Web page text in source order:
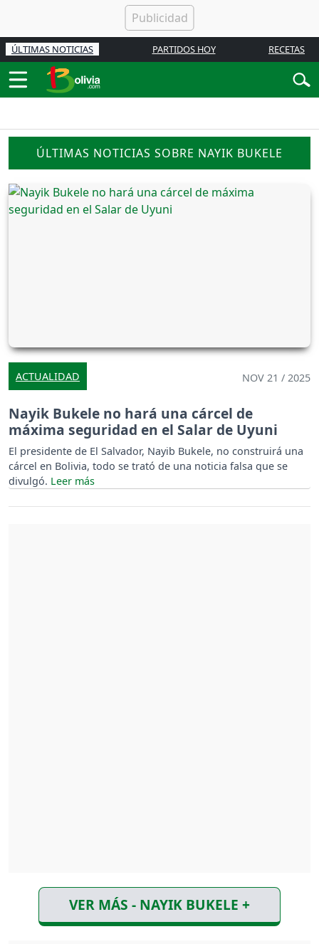
ÚLTIMAS NOTICIAS PARTIDOS HOY RECETAS
ÚLTIMAS NOTICIAS SOBRE NAYIK BUKELE
ACTUALIDAD NOV 21 / 2025
Nayik Bukele no hará una cárcel de
máxima seguridad en el Salar de Uyuni
El presidente de El Salvador, Nayib Bukele, no construirá una
cárcel en Bolivia, todo se trató de una noticia falsa que se
divulgó.
VER MÁS - NAYIK BUKELE +